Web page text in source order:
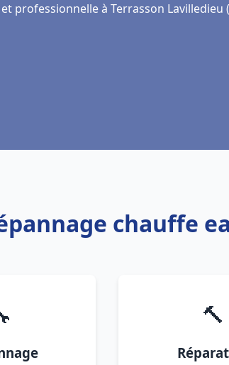
professionnelle à Terrasson Lavilledieu
chauffe
🔨